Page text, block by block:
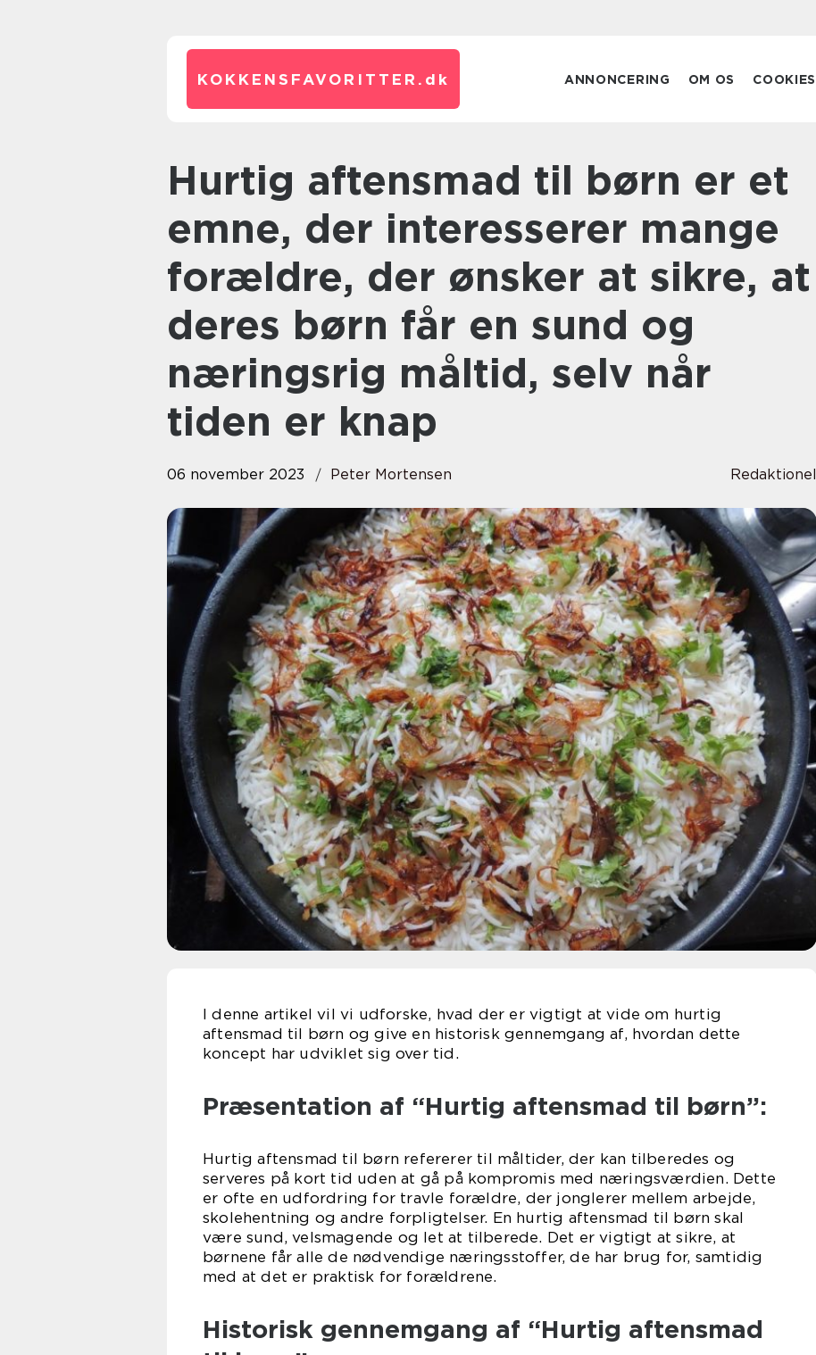
KOKKENSFAVORITTER. dk ANNONCERING OM OS COOKIES
Hurtig aftensmad til børn er et
emne, der interesserer mange
forældre, der ønsker at sikre, at
deres børn får en sund og
næringsrig måltid, selv når
tiden er knap
06 november 2023 Peter Mortensen Redaktionel
I denne artikel vil vi udforske, hvad der er vigtigt at vide om hurtig
aftensmad til børn og give en historisk gennemgang af, hvordan dette
koncept har udviklet sig over tid.
Præsentation af “Hurtig aftensmad til børn”:
Hurtig aftensmad til børn refererer til måltider, der kan tilberedes og
serveres på kort tid uden at gå på kompromis med næringsværdien. Dette
er ofte en udfordring for travle forældre, der jonglerer mellem arbejde,
skolehentning og andre forpligtelser. En hurtig aftensmad til børn skal
være sund, velsmagende og let at tilberede. Det er vigtigt at sikre, at
børnene får alle de nødvendige næringsstoffer, de har brug for, samtidig
med at det er praktisk for forældrene.
Historisk gennemgang af “Hurtig aftensmad